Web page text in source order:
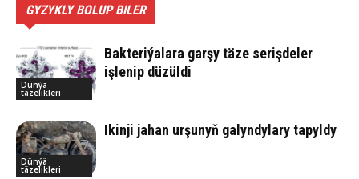
GYZYKLY BOLUP BILER
Dünýä
täzelikleri
Bakteriýalara garşy täze serişdeler
işlenip düzüldi
Dünýä
täzelikleri
Ikinji jahan urşunyň galyndylary tapyldy